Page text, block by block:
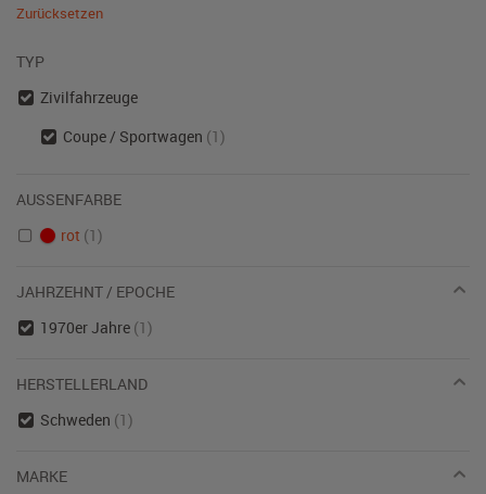
Zurücksetzen
TYP
Zivilfahrzeuge
Coupe / Sportwagen (1)
AUSSENFARBE
rot (1)
JAHRZEHNT / EPOCHE
1970er Jahre (1)
HERSTELLERLAND
Schweden (1)
MARKE